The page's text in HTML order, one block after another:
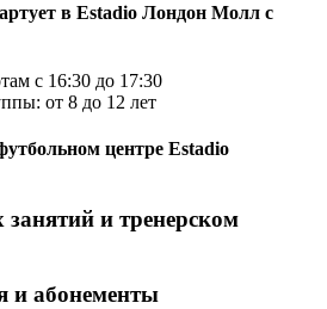
в Estadio Лондон Молл с
с 16:30 до 17:30
от 8 до 12 лет
центре Estadio
занятий и тренерском
и абонементы